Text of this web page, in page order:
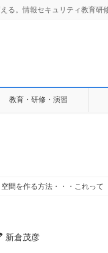
る。情報セキュリティ教育研
教育・研修・演習
間を作る方法・・・これって
新倉茂彦